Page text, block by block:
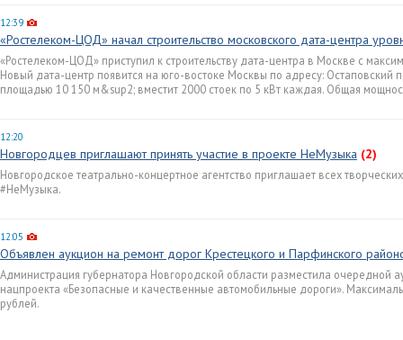
12:39
«Ростелеком-ЦОД» начал строительство московского дата-центра
«Ростелеком-ЦОД» приступил к строительству дата-центра в Москве с
Новый дата-центр появится на юго-востоке Москвы по адресу: Остаповский
площадью 10 150 м&sup2; вместит 2000 стоек по 5 кВт каждая. Общая
12:20
Новгородцев приглашают принять участие в проекте НеМузыка (2)
Новгородское театрально-концертное агентство приглашает всех
#НеМузыка.
12:05
Объявлен аукцион на ремонт дорог Крестецкого и Парфинского
Администрация губернатора Новгородской области разместила очередной
нацпроекта «Безопасные и качественные автомобильные дороги».
рублей.